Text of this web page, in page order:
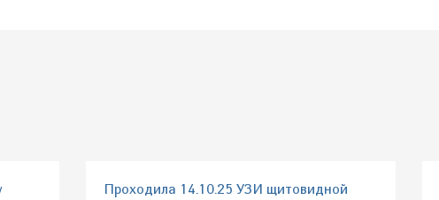
Проходила 14.10.25 УЗИ щитовидной